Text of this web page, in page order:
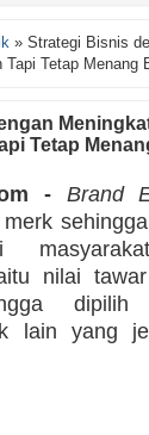
» Strategi Bisnis
Tetap Menang
Tetap
- Brand
nilai
dipilih
lain yang